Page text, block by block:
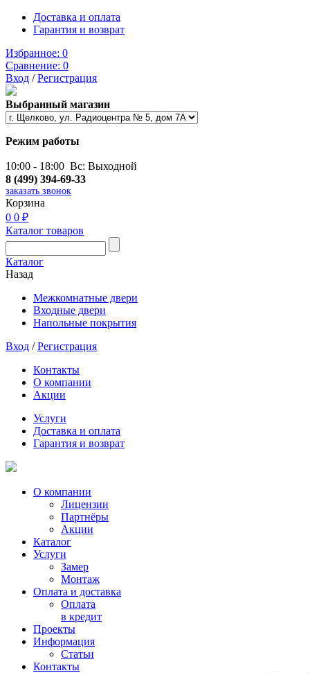
Доставка и оплата
Гарантия и возврат
Избранное: 0
Сравнение: 0
Вход /Регистрация
Выбранный магазин
Режим работы
10:00 - 18:00 Вс: Выходной
8 (499) 394-69-33
заказать звонок
Корзина
0 0 ₽
Каталог товаров
Каталог
Назад
Межкомнатные двери
Входные двери
Напольные покрытия
Вход /Регистрация
Контакты
О компании
Акции
Услуги
Доставка и оплата
Гарантия и возврат
О компании
Лицензии
Партнёры
Акции
Каталог
Услуги
Замер
Монтаж
Оплата и доставка
Оплата
в кредит
Проекты
Информация
Статьи
Контакты